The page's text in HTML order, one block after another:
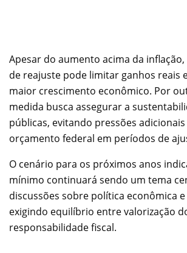
Apesar do aumento acima da
de reajuste pode limitar ganhos reais
maior crescimento econômico. Por
medida busca assegurar a
públicas, evitando pressões
orçamento federal em períodos de
O cenário para os próximos anos
mínimo continuará sendo um tema
discussões sobre política econômica
exigindo equilíbrio entre valorização
responsabilidade fiscal.